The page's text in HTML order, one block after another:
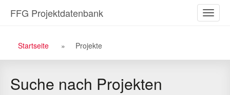
den
Inhalt
ein-/
FFG Projektdatenbank
Breadcrumb
Navigation
Startseite Projekte
Suche nach Projekten